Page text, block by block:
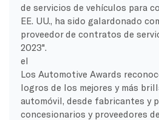
de servicios de vehículos para
EE. UU., ha sido galardonado
proveedor de contratos de
2023".
el
Los Automotive Awards
logros de los mejores y más
automóvil, desde fabricantes y
concesionarios y proveedores